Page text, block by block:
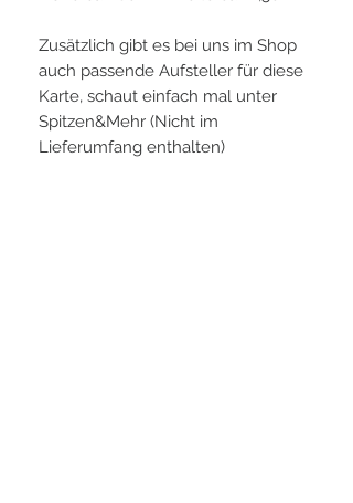
Zusätzlich gibt es bei uns im Shop
auch passende Aufsteller für diese
Karte, schaut einfach mal unter
Spitzen&Mehr (Nicht im
Lieferumfang enthalten)